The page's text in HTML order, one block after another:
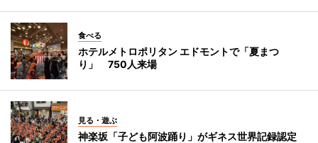
食べる
ホテルメトロポリタン エドモントで「夏まつ
り」 750人来場
見る・遊ぶ
神楽坂「子ども阿波踊り」がギネス世界記録認定